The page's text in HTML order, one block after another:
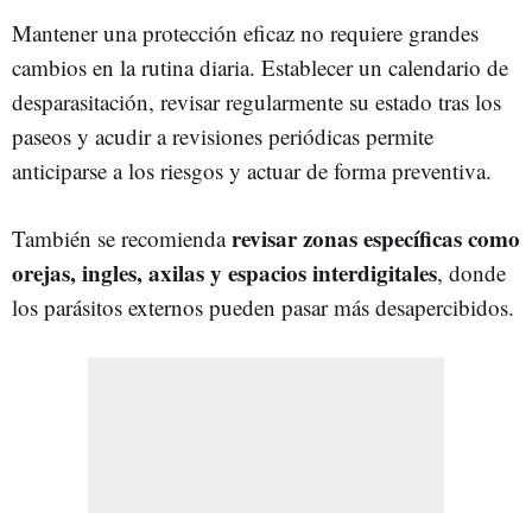
Mantener una protección eficaz no requiere grandes
cambios en la rutina diaria. Establecer un calendario de
desparasitación, revisar regularmente su estado tras los
paseos y acudir a revisiones periódicas permite
anticiparse a los riesgos y actuar de forma preventiva.
También se recomiendarevisar zonas específicas como
orejas, ingles, axilas y espacios interdigitales, donde
los parásitos externos pueden pasar más desapercibidos.